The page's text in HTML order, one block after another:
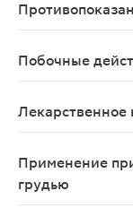
Побочные
Лекарственное
Применение
грудью